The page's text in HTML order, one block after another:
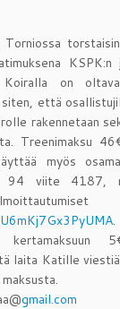
Torniossa
KSPK:n
on
että
rakennetaan
Treenimaksu
myös
viite 4187,
.
kertamaksuun
laita Katille
gmail.com